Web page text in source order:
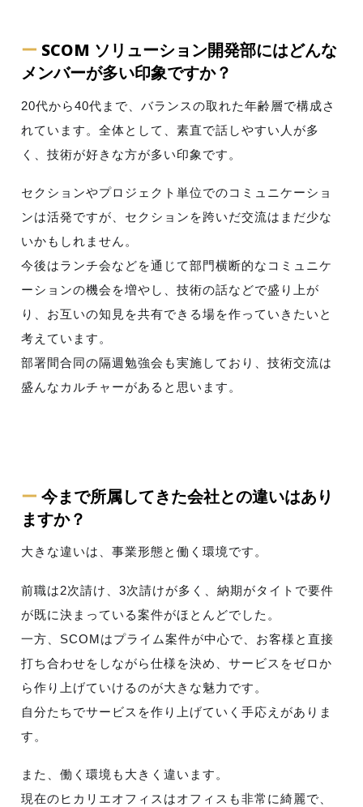
ー SCOM ソリューション開発部にはどんな
メンバーが多い印象ですか？
20代から40代まで、バランスの取れた年齢層で構成さ
れています。全体として、素直で話しやすい人が多
く、技術が好きな方が多い印象です。
セクションやプロジェクト単位でのコミュニケーショ
ンは活発ですが、セクションを跨いだ交流はまだ少な
いかもしれません。
今後はランチ会などを通じて部門横断的なコミュニケ
ーションの機会を増やし、技術の話などで盛り上が
り、お互いの知見を共有できる場を作っていきたいと
考えています。
部署間合同の隔週勉強会も実施しており、技術交流は
盛んなカルチャーがあると思います。
ー今まで所属してきた会社との違いはあり
ますか？
大きな違いは、事業形態と働く環境です。
前職は2次請け、3次請けが多く、納期がタイトで要件
が既に決まっている案件がほとんどでした。
一方、SCOMはプライム案件が中心で、お客様と直接
打ち合わせをしながら仕様を決め、サービスをゼロか
ら作り上げていけるのが大きな魅力です。
自分たちでサービスを作り上げていく手応えがありま
す。
また、働く環境も大きく違います。
現在のヒカリエオフィスはオフィスも非常に綺麗で、